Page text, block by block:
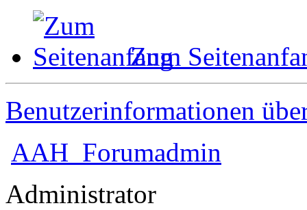
Zum
Benutzerinformationen
AAH_Forumadmin
Administrator